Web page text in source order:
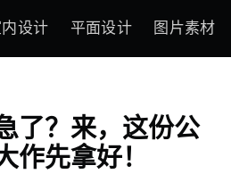
设计 平面设计 图片素材
了？来，这份公
作先拿好！